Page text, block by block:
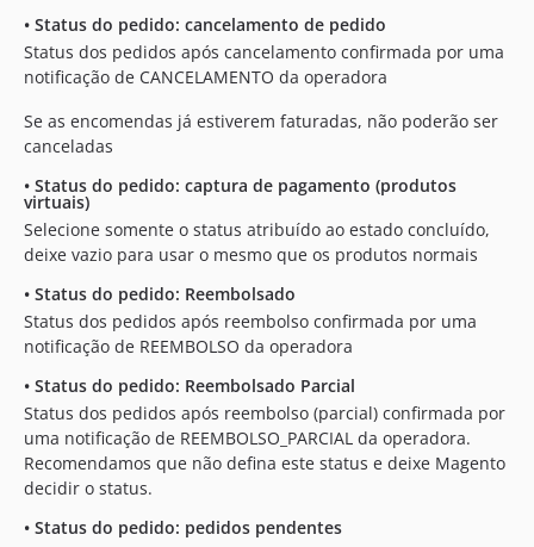
• Status do pedido: cancelamento de pedido
Status dos pedidos após cancelamento confirmada por uma
notificação de CANCELAMENTO da operadora
Se as encomendas já estiverem faturadas, não poderão ser
canceladas
• Status do pedido: captura de pagamento (produtos
virtuais)
Selecione somente o status atribuído ao estado concluído,
deixe vazio para usar o mesmo que os produtos normais
• Status do pedido: Reembolsado
Status dos pedidos após reembolso confirmada por uma
notificação de REEMBOLSO da operadora
• Status do pedido: Reembolsado Parcial
Status dos pedidos após reembolso (parcial) confirmada por
uma notificação de REEMBOLSO_PARCIAL da operadora.
Recomendamos que não defina este status e deixe Magento
decidir o status.
• Status do pedido: pedidos pendentes